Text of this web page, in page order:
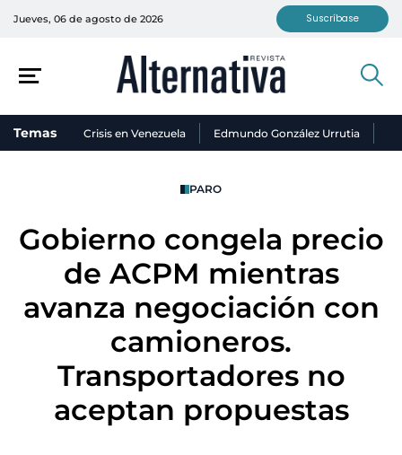
Jueves, 06 de agosto de 2026 Suscríbase
Temas Crisis en Venezuela Edmundo González Urrutia
PARO
Gobierno congela precio
de ACPM mientras
avanza negociación con
camioneros.
Transportadores no
aceptan propuestas